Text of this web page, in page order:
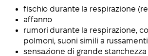
fischio durante la respirazione
affanno
rumori durante la respirazione,
polmoni, suoni simili a
sensazione di grande stanchezza